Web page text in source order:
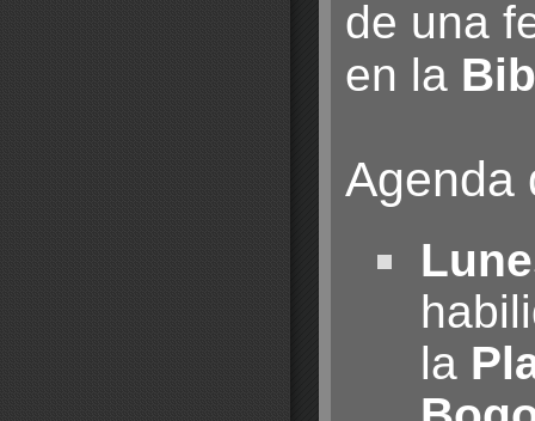
de una
en la
Agenda
la